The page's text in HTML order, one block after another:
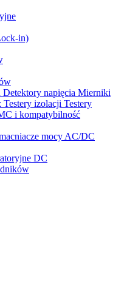
Detektory napięcia Mierniki
Testery izolacji Testery
i kompatybilność
mocy AC/DC
DC